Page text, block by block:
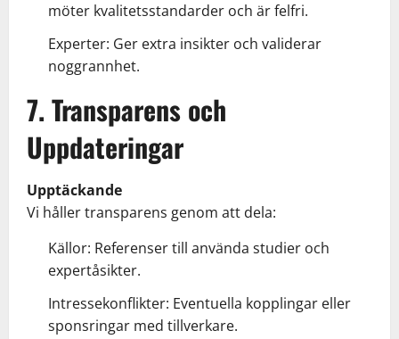
möter kvalitetsstandarder och är felfri.
Experter: Ger extra insikter och validerar
noggrannhet.
7. Transparens och
Uppdateringar
Upptäckande
Vi håller transparens genom att dela:
Källor: Referenser till använda studier och
expertåsikter.
Intressekonflikter: Eventuella kopplingar eller
sponsringar med tillverkare.